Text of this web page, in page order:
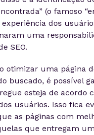
(o famoso
dos
uma
SEO.
otimizar uma página
buscado, é possível
esteja de acordo
usuários. Isso fica
as páginas com
que entregam